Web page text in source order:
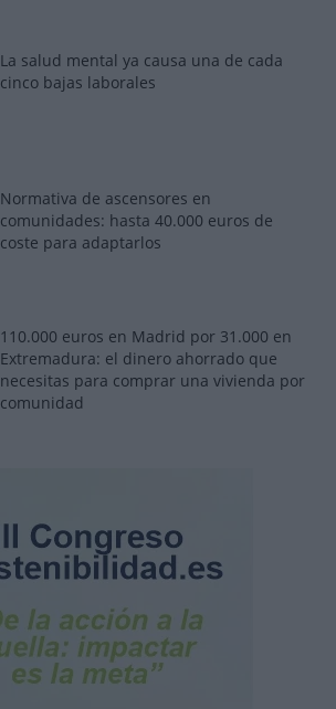
La salud mental ya causa una de cada
cinco bajas laborales
Normativa de ascensores en
comunidades: hasta 40.000 euros de
coste para adaptarlos
110.000 euros en Madrid por 31.000 en
Extremadura: el dinero ahorrado que
necesitas para comprar una vivienda por
comunidad